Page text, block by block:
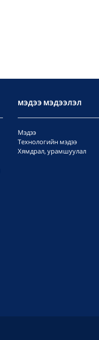
МЭДЭЭ МЭДЭЭЛЭЛ
Мэдээ
Технологийн мэдээ
Хямдрал, урамшуулал